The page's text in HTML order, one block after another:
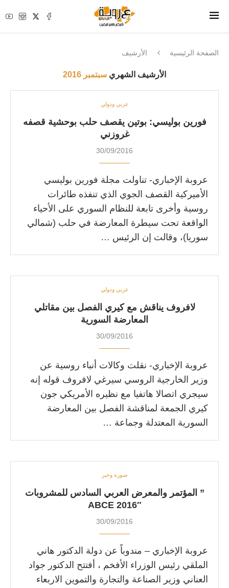
الصفحة الرئيسية الأرشيف
الأرشيف الشهري سبتمبر 2016
عربي ودولي
فورين بوليسي: بوتين يقصف حلب بوحشية قصفه
غروزني
30/09/2016
عروبة الإخباري- تناولت مجلة فورين بوليسي
الأميركية القصف الجوي الذي تنفذه طائرات
روسية وأخرى تابعة للنظام السوري على الأحياء
الواقعة تحت سيطرة المعارضة في حلب (شمالي
سوريا)، وقالت إن الرئيس …
عربي ودولي
لافروف يناقش مع كيري الفصل بين مقاتلي
المعارضة السورية
30/09/2016
عروبة الإخباري- نقلت وكالات أنباء روسية عن
وزير الخارجية الروسي سيرغي لافروف قوله إنه
سيجري اتصالا هاتفيا مع نظيره الأمريكي جون
كيري الجمعة لمناقشة الفصل بين المعارضة
السورية المعتدلة وجماعة …
صورة وخبر
” المؤتمر والمعرض العربي السادس للمشروبات
ABCE 2016″
30/09/2016
عروبة الإخباري – مندوباً عن دولة الدكتور هاني
الملقي رئيس الوزراء الأفخم ، أفتتح الدكتور جواد
العناني وزير الصناعة والتجارة والتموين الاربعاء